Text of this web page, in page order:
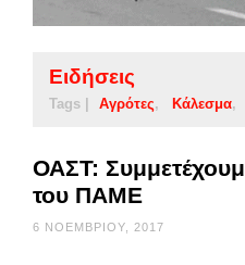
Ειδήσεις
Tags | Αγρότες Κάλεσμα
ΟΑΣΤ:
του ΠΑΜΕ
6 ΝΟΕΜΒΡΊΟΥ, 2017